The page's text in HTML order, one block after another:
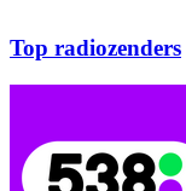
Top radiozenders